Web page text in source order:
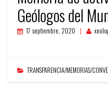
Geólogos del
17 septiembre, 2020
TRANSPARENCIA/MEMORIAS/